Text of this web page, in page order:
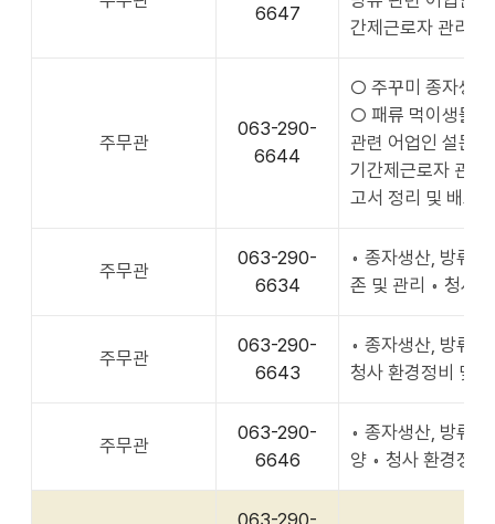
6647
간제근로자 관리
주무관
063-290-
6644
○ 주꾸미 종자생
○ 패류 먹이생물
관련 어업인 설문
기간제근로자 관
고서 정리 및 배포
주무관
063-290-
6634
◦ 종자생산, 방류
존 및 관리 ◦ 청사
주무관
063-290-
6643
◦ 종자생산, 방류
청사 환경정비 및
주무관
063-290-
6646
◦ 종자생산, 방류
양 ◦ 청사 환경정
063-290-